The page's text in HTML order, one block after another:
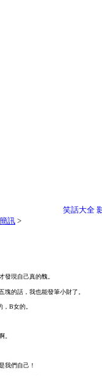
笑話大全
訊 >
發現自己真的醜。
塊的話，我也能發筆小財了。
B女的。
。
我們自己！